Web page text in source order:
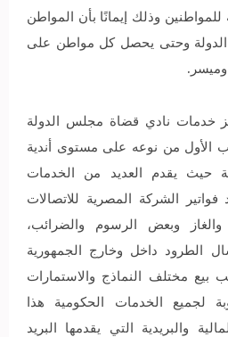
وذلك إيمانًا بأن المواطن
وحتى يحصل كل مواطن على
خدمات نادي قضاة مجلس الدولة
الأول من نوعه على مستوى أندية
حيث يقدم العديد من الخدمات
الشركة المصرية للاتصالات
والغاز وبعض الرسوم والضرائب،
الطرود داخل وخارج الجمهورية
بيع مختلف النماذج والاستمارات
لجميع الخدمات الحكومية هذا
والبريدية التي يقدمها البريد